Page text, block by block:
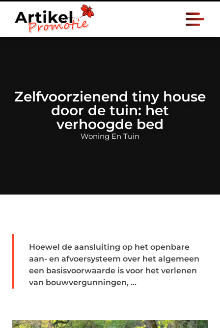
Zelfvoorzienend tiny house
door de tuin: het
verhoogde bed
Woning En Tuin
Hoewel de aansluiting op het openbare
aan- en afvoersysteem over het algemeen
een basisvoorwaarde is voor het verlenen
van bouwvergunningen, ...